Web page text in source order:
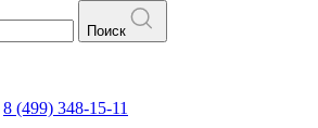
Поиск
8 (499) 348-15-11